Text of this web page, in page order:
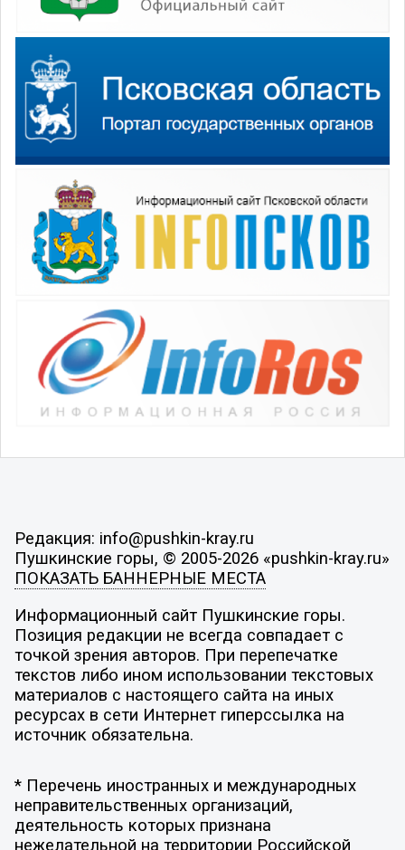
Редакция: info@pushkin-kray.ru
Пушкинские горы, © 2005-2026 «pushkin-kray.ru»
ПОКАЗАТЬ БАННЕРНЫЕ МЕСТА
Информационный сайт Пушкинские горы.
Позиция редакции не всегда совпадает с
точкой зрения авторов. При перепечатке
текстов либо ином использовании текстовых
материалов с настоящего сайта на иных
ресурсах в сети Интернет гиперссылка на
источник обязательна.
* Перечень иностранных и международных
неправительственных организаций,
деятельность которых признана
нежелательной на территории Российской